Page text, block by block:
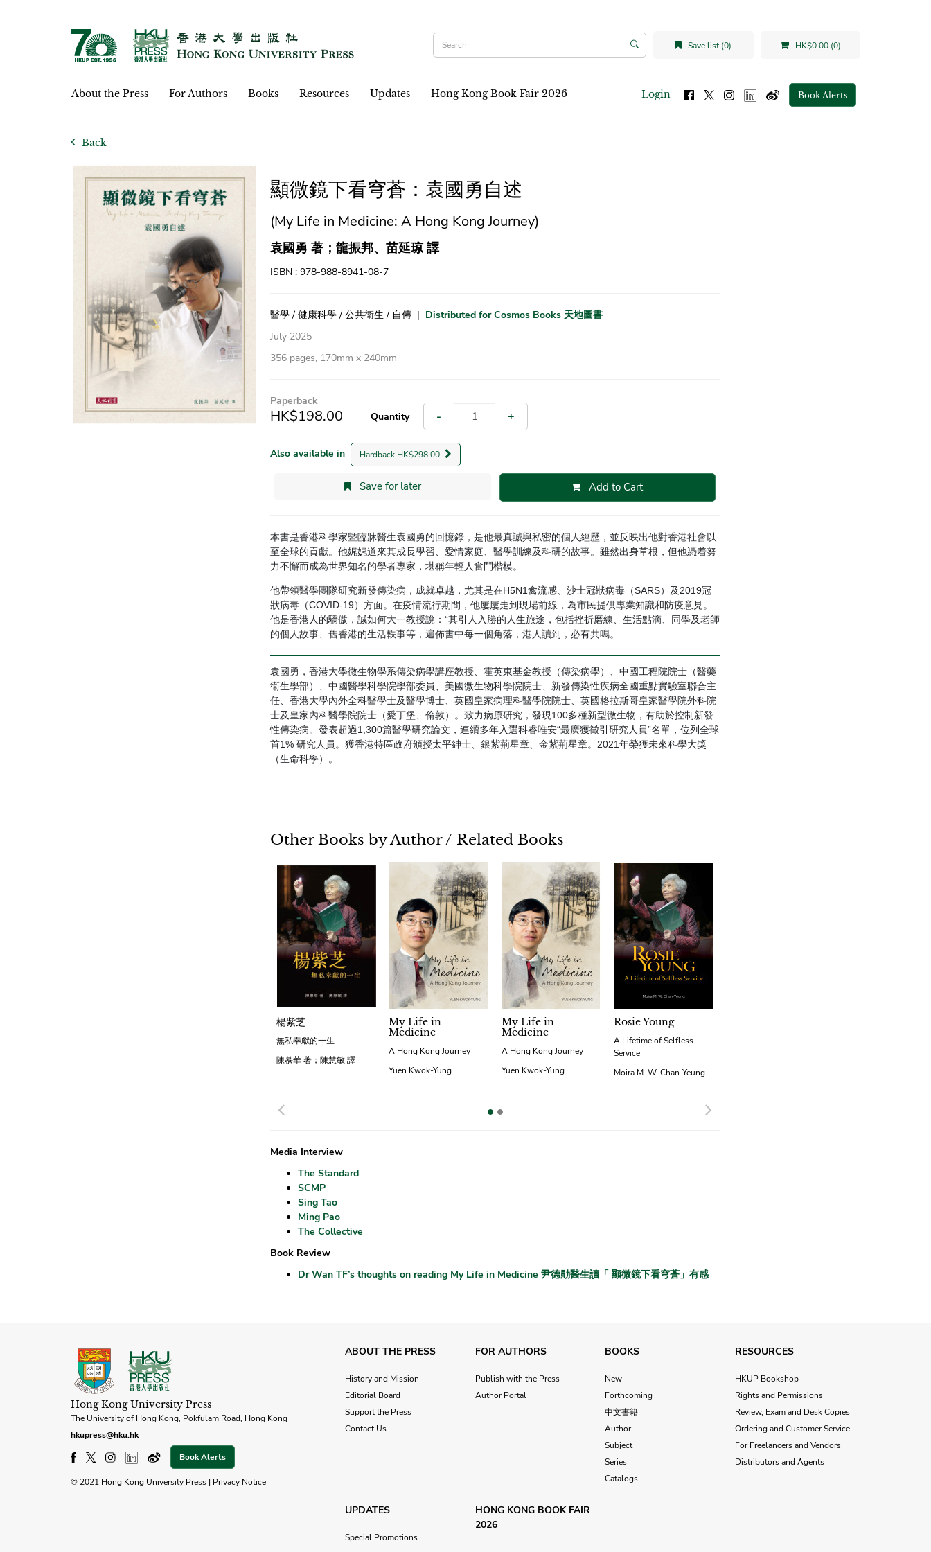
Save list (0) HK$0.00 (0)
About the Press For Authors Books Resources Updates Hong Kong Book Fair 2026 Login Book Alerts
Back
顯微鏡下看穹蒼：袁國勇自述
(My Life in Medicine: A Hong Kong Journey)
袁國勇 著；龍振邦、苗延琼 譯
ISBN : 978-988-8941-08-7
醫學 / 健康科學 / 公共衛生 / 自傳 | Distributed for Cosmos Books 天地圖書
July 2025
356 pages, 170mm x 240mm
Paperback
HK$198.00 Quantity - +
Also available in Hardback HK$298.00
Save for later Add to Cart
本書是香港科學家暨臨牀醫生袁國勇的回憶錄，是他最真誠與私密的個人經歷，並反映出他對香港社會以
至全球的貢獻。他娓娓道來其成長學習、愛情家庭、醫學訓練及科研的故事。雖然出身草根，但他憑着努
力不懈而成為世界知名的學者專家，堪稱年輕人奮鬥楷模。
他帶領醫學團隊研究新發傳染病，成就卓越，尤其是在H5N1禽流感、沙士冠狀病毒（SARS）及2019冠
狀病毒（COVID-19）方面。在疫情流行期間，他屢屢走到現場前線，為市民提供專業知識和防疫意見。
他是香港人的驕傲，誠如何大一教授說：“其引人入勝的人生旅途，包括挫折磨練、生活點滴、同學及老師
的個人故事、舊香港的生活軼事等，遍佈書中每一個角落，港人讀到，必有共鳴。
袁國勇，香港大學微生物學系傳染病學講座教授、霍英東基金教授（傳染病學）、中國工程院院士（醫藥
衞生學部）、中國醫學科學院學部委員、美國微生物科學院院士、新發傳染性疾病全國重點實驗室聯合主
任、香港大學內外全科醫學士及醫學博士、英國皇家病理科醫學院院士、英國格拉斯哥皇家醫學院外科院
士及皇家內科醫學院院士（愛丁堡、倫敦）。致力病原研究，發現100多種新型微生物，有助於控制新發
性傳染病。發表超過1,300篇醫學研究論文，連續多年入選科睿唯安“最廣獲徵引研究人員”名單，位列全球
首1% 研究人員。獲香港特區政府頒授太平紳士、銀紫荊星章、金紫荊星章。2021年榮獲未來科學大獎
（生命科學）。
Other Books by Author / Related Books
楊紫芝
無私奉獻的一生
陳慕華 著；陳慧敏 譯
My Life in
Medicine
A Hong Kong Journey
Yuen Kwok-Yung
My Life in
Medicine
A Hong Kong Journey
Yuen Kwok-Yung
Rosie Young
A Lifetime of Selfless
Service
Moira M. W. Chan-Yeung
Previous Next
Media Interview
The Standard
SCMP
Sing Tao
Ming Pao
The Collective
Book Review
Dr Wan TF’s thoughts on reading My Life in Medicine 尹德勛醫生讀「 顯微鏡下看穹蒼」有感
Hong Kong University Press
The University of Hong Kong, Pokfulam Road, Hong Kong
hkupress@hku.hk
Book Alerts
© 2021 Hong Kong University Press | Privacy Notice
ABOUT THE PRESS
History and Mission
Editorial Board
Support the Press
Contact Us
FOR AUTHORS
Publish with the Press
Author Portal
BOOKS
New
Forthcoming
中文書籍
Author
Subject
Series
Catalogs
RESOURCES
HKUP Bookshop
Rights and Permissions
Review, Exam and Desk Copies
Ordering and Customer Service
For Freelancers and Vendors
Distributors and Agents
UPDATES
Special Promotions
HONG KONG BOOK FAIR
2026